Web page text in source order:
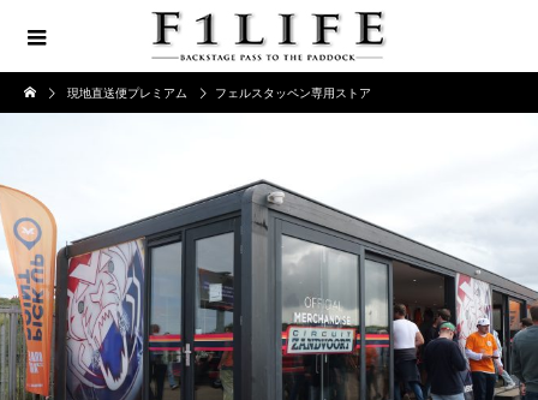
現地直送便プレミアム フェルスタッペン専用ストア